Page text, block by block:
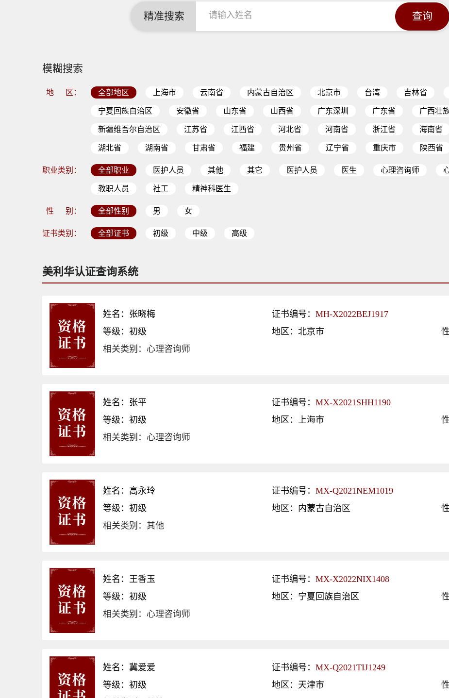
精准搜索
模糊搜索
地 区： 全部地区 上海市 云南省 内蒙古自治区 北京市 台湾 吉林省
宁夏回族自治区 安徽省 山东省 山西省 广东深圳 广东省 广西壮
新疆维吾尔自治区 江苏省 江西省 河北省 河南省 浙江省 海南省
湖北省 湖南省 甘肃省 福建 贵州省 辽宁省 重庆市 陕西省
职业类别： 全部职业 医护人员 其他 其它 医护人员 医生 心理咨询师
教职人员 社工 精神科医生
性 别： 全部性别 男 女
证书类别： 全部证书 初级 中级 高级
美利华认证查询系统
姓名：张晓梅 证书编号：MH-X2022BEJ1917
等级：初级
地区：北京市
相关类别：心理咨询师
姓名：张平 证书编号：MX-X2021SHH1190
等级：初级
地区：上海市
相关类别：心理咨询师
姓名：高永玲 证书编号：MX-Q2021NEM1019
等级：初级
地区：内蒙古自治区
相关类别：其他
姓名：王香玉 证书编号：MX-X2022NIX1408
等级：初级
地区：宁夏回族自治区
相关类别：心理咨询师
姓名：冀爱爱 证书编号：MX-Q2021TIJ1249
等级：初级
地区：天津市